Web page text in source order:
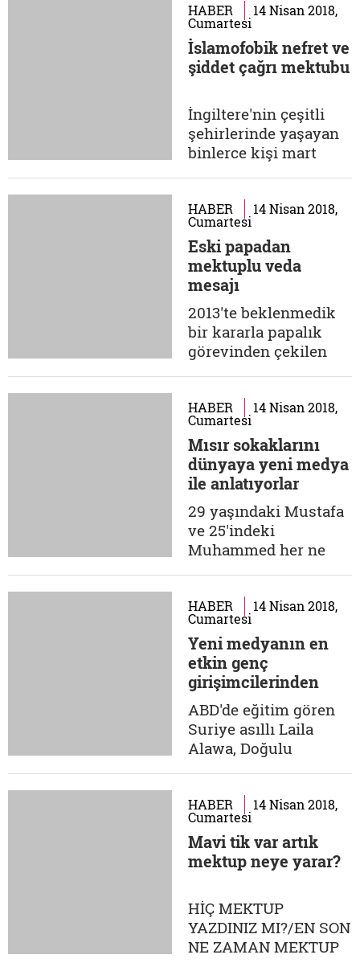
kimsenin itibar
ettiğini söylemek
mümkün değil ancak
nadir de olsa mektubu
mecralar da oluyor. 11
Eylül saldırılarından
sonra şarbon
mikroplu mektuplarla
Amerikalıları...
HABER 14 Nisan 2018,
Cumartesi
İslamofobik nefret ve
şiddet çağrı mektubu
İngiltere'nin çeşitli
şehirlerinde yaşayan
binlerce kişi mart
buldukları alışılmadık
türde bir mektupla
şaşkınlığa uğradılar.
Zira bu düpedüz
Müslümanlara karşı
nefret ve şiddet
eylemlerine çağrı
mektubuydu.
Müslüman düşmanı...
HABER 14 Nisan 2018,
Cumartesi
Eski papadan
mektuplu veda
mesajı
2013'te beklenmedik
bir kararla papalık
görevinden çekilen
Ratzinger, Vatikan'da
eski bir manastıra
çekilmişti. Günlerini
orada ibadet, dua ile
ve kendisine
gönderilen oldukça
yüklü mektuplara
cevap vermekle
HABER 14 Nisan 2018,
Cumartesi
Mısır sokaklarını
dünyaya yeni medya
ile anlatıyorlar
29 yaşındaki Mustafa
ve 25'indeki
Muhammed her ne
değişebiliyor. Mısırlı
bu iki genci Arap
dünyasında en çok
okunan yeni medya
platformunun
patronları yapan olay
2012'de başladı. Mısır'ı
ayağa kaldıran
protesto
gösterilerinden...
HABER 14 Nisan 2018,
Cumartesi
Yeni medyanın en
etkin genç
girişimcilerinden
oldu
ABD'de eğitim gören
Suriye asıllı Laila
Alawa, Doğulu
çapında etkinlik
kazanan nadir
şahsiyetlerden.
2012'de Wellesley
olmadan önce 2011'de
ülkesi Suriye ile ilgili
olarak yeni bir medya
HABER 14 Nisan 2018,
Cumartesi
Mavi tik var artık
mektup neye yarar?
HİÇ MEKTUP
YAZDINIZ MI?/EN SON
NE ZAMAN MEKTUP